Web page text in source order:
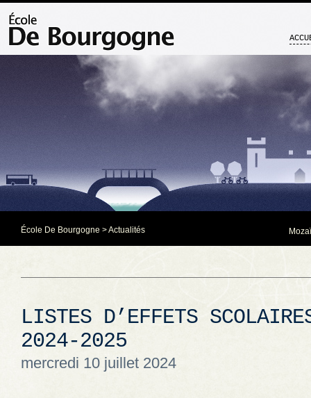
École De Bourgogne >Actualités
LISTES D’EFFETS
2024-2025
mercredi 10 juillet 2024